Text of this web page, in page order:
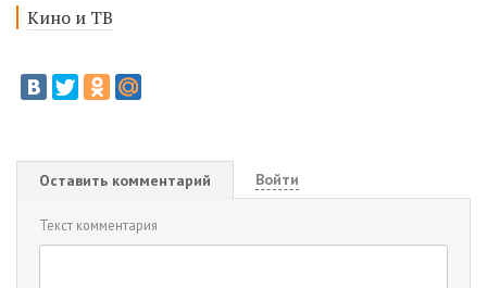
Кино и ТВ
Оставить комментарий Войти
Текст комментария